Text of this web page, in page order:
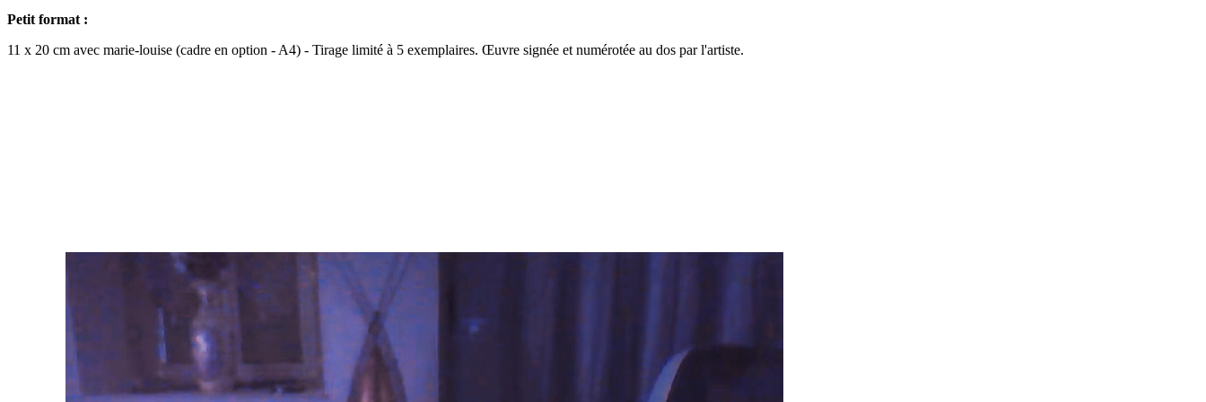
Petit format :
11 x 20 cm avec marie-louise (cadre en option - A4) - Tirage limité à 5 exemplaires. Œuvre signée et numérotée au dos par l'artiste.